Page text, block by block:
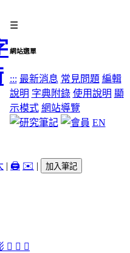
☰
網站選單
::: 最新消息 常見問題 編輯
說明 字典附錄 使用說明 顯
示模式 網站導覽
EN
| 🖨️ ✉️ | 加入筆記
󱙱 󱙷 󱙬